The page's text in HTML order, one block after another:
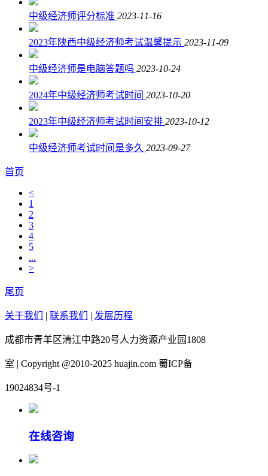
中级经济师评分标准 2023-11-16
2023年陕西中级经济师考试温馨提示 2023-11-09
中级经济师是电脑答题吗 2023-10-24
2024年中级经济师考试时间 2023-10-20
2023年中级经济师考试时间安排 2023-10-12
中级经济师考试时间是多久 2023-09-27
首页
<
1
2
3
4
5
...
>
尾页
关于我们 | 联系我们 | 发展历程
成都市青羊区清江中路20号人力资源产业园1808
室 | Copyright @2010-2025 huajin.com 蜀ICP备
19024834号-1
在线咨询